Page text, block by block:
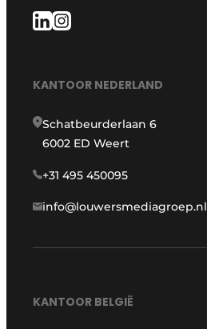
KANTOOR NEDERLAND
Schatbeurderlaan 6
6002 ED Weert
+31 495 450095
info@louwersmediagroep.nl
KANTOOR BELGIË